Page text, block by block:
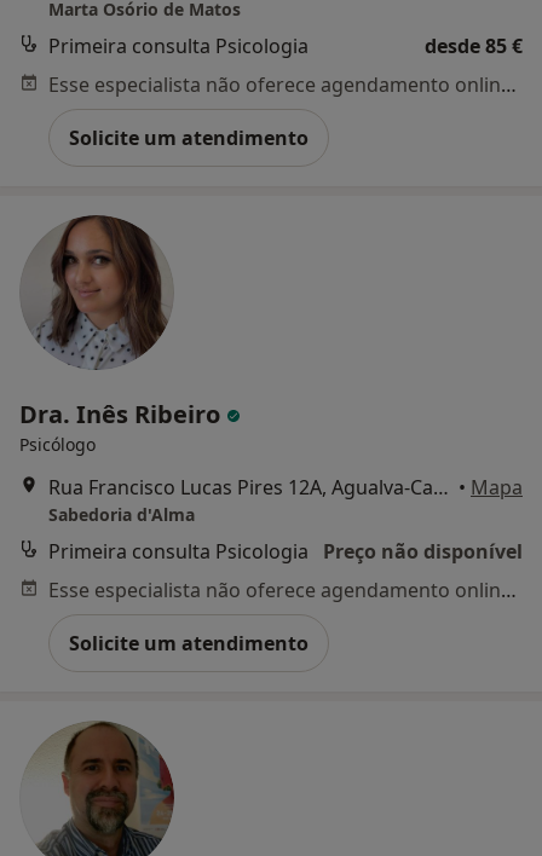
Marta Osório de Matos
Primeira consulta Psicologia
desde 85 €
Esse especialista não oferece agendamento online para esse endereço.
Solicite um atendimento
Dra. Inês Ribeiro
Psicólogo
Rua Francisco Lucas Pires 12A, Agualva-Cacém • Mapa
Sabedoria d'Alma
Primeira consulta Psicologia
Preço não disponível
Esse especialista não oferece agendamento online para esse endereço.
Solicite um atendimento